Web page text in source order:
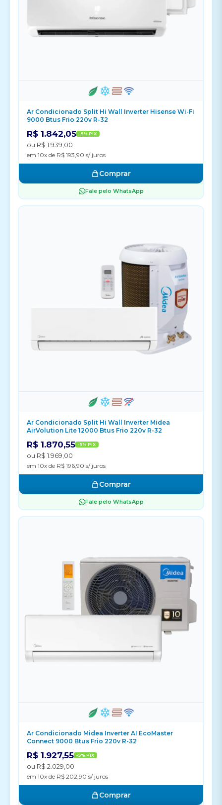
Ar Condicionado Split Hi Wall Inverter Hisense Wi-Fi
9000 Btus Frio 220v R-32
R$ 1.842,05 -5% PIX
ou R$ 1.939,00
em 10x de R$ 193,90 s/ juros
Comprar
Fale pelo WhatsApp
Ar Condicionado Split Hi Wall Inverter Midea
AirVolution Lite 12000 Btus Frio 220v R-32
R$ 1.870,55 -5% PIX
ou R$ 1.969,00
em 10x de R$ 196,90 s/ juros
Comprar
Fale pelo WhatsApp
Ar Condicionado Midea Inverter AI EcoMaster
Connect 9000 Btus Frio 220v R-32
R$ 1.927,55 -5% PIX
ou R$ 2.029,00
em 10x de R$ 202,90 s/ juros
Comprar